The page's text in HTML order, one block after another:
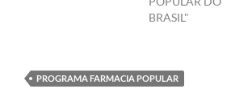
BRASIL"
PROGRAMA FARMACIA POPULAR